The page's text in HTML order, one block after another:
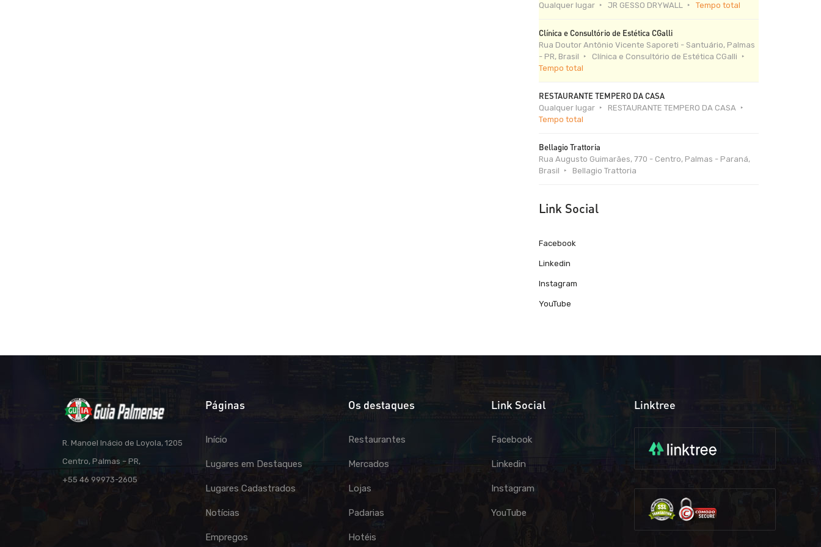
Qualquer lugar JR GESSO DRYWALL Tempo total
Clínica e Consultório de Estética CGalli
Rua Doutor Antônio Vicente Saporeti - Santuário, Palmas
- PR, Brasil
Clínica e Consultório de Estética CGalli
Tempo total
RESTAURANTE TEMPERO DA CASA
Qualquer lugar
RESTAURANTE TEMPERO DA CASA
Tempo total
Bellagio Trattoria
Rua Augusto Guimarães, 770 - Centro, Palmas - Paraná,
Brasil
Bellagio Trattoria
Link Social
Facebook
Linkedin
Instagram
YouTube
R. Manoel Inácio de Loyola, 1205
Centro, Palmas – PR,
+55 46 99973-2605
Páginas
Início
Lugares em Destaques
Lugares Cadastrados
Notícias
Empregos
Os destaques
Restaurantes
Mercados
Lojas
Padarias
Hotéis
Link Social
Facebook
Linkedin
Instagram
YouTube
Linktree